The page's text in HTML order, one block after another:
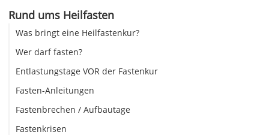
Rund ums Heilfasten
Was bringt eine Heilfastenkur?
Wer darf fasten?
Entlastungstage VOR der Fastenkur
Fasten-Anleitungen
Fastenbrechen / Aufbautage
Fastenkrisen